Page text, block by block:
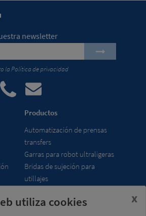
newsletter
laPolítica de privacidad
Productos
Automatización de prensas
transfers
Garras para robot ultraligeras
Bridas de sujeción para
utillajes
Horario
utiliza cookies x